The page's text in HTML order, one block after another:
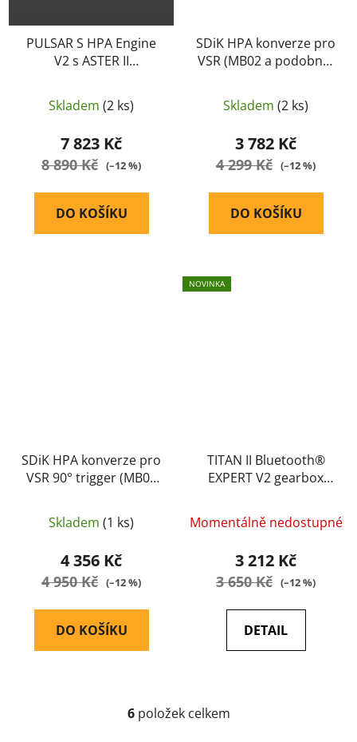
PULSAR S HPA Engine
V2 s ASTER II
do pažby-GATE
Skladem (2 ks)
7 823 Kč
8 890 Kč (–12 %)
DO KOŠÍKU
SDiK HPA konverze pro
VSR (MB02 a podobné)
Skladem (2 ks)
3 782 Kč
4 299 Kč (–12 %)
DO KOŠÍKU
SDiK HPA konverze pro
VSR 90° trigger (MB02
Skladem (1 ks)
4 356 Kč
4 950 Kč (–12 %)
DO KOŠÍKU
NOVINKA
TITAN II Bluetooth®
EXPERT V2 gearbox
mosfet pro HPA do
pažby-GATE
Momentálně nedostupné
3 212 Kč
3 650 Kč (–12 %)
DETAIL
O
6položek celkem